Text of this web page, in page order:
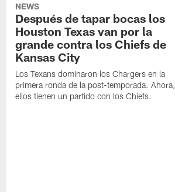
NEWS
Después de tapar bocas los
Houston Texas van por la
grande contra los Chiefs de
Kansas City
Los Texans dominaron los Chargers en la
primera ronda de la post-temporada. Ahora,
ellos tienen un partido con los Chiefs.